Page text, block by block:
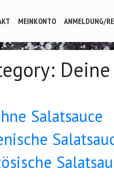
MEINKONTO ANMELDUNG/
Salatsauce